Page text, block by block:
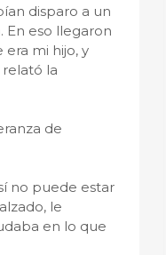
disparo a un
En eso llegaron
era mi hijo, y
la
de
no puede estar
le
en lo que